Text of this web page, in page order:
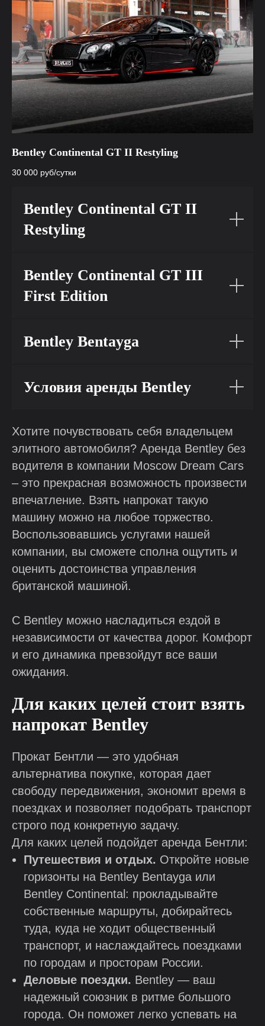
Bentley Continental GT II Restyling
30 000 руб/сутки
Bentley Continental GT II
Restyling
Bentley Continental GT III
First Edition
Bentley Bentayga
Условия аренды Bentley
Хотите почувствовать себя владельцем
элитного автомобиля? Аренда Bentley без
водителя в компании Moscow Dream Cars
– это прекрасная возможность произвести
впечатление. Взять напрокат такую
машину можно на любое торжество.
Воспользовавшись услугами нашей
компании, вы сможете сполна ощутить и
оценить достоинства управления
британской машиной.
С Bentley можно насладиться ездой в
независимости от качества дорог. Комфорт
и его динамика превзойдут все ваши
ожидания.
Для каких целей стоит взять
напрокат Bentley
Прокат Бентли — это удобная
альтернатива покупке, которая дает
свободу передвижения, экономит время в
поездках и позволяет подобрать транспорт
строго под конкретную задачу.
Для каких целей подойдет аренда Бентли:
Путешествия и отдых. Откройте новые
горизонты на Bentley Bentayga или
Bentley Continental: прокладывайте
собственные маршруты, добирайтесь
туда, куда не ходит общественный
транспорт, и наслаждайтесь поездками
по городам и просторам России.
Деловые поездки. Bentley — ваш
надежный союзник в ритме большого
города. Он поможет легко успевать на